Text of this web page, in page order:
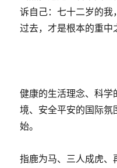
诉自己：七十二岁的
过去，才是根本的重中
健康的生活理念、科
境、安全平安的国际
始。
指鹿为马、三人成虎